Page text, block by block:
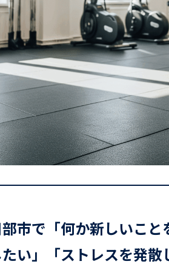
市で「何か新しいこ
い」「ストレスを発散